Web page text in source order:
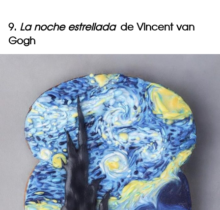
9. La noche estrellada de Vincent van
Gogh